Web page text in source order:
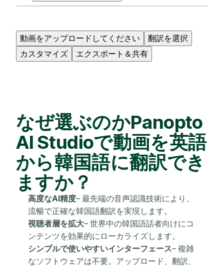
動画をアップロードしてください
翻訳を選択
カスタマイズ
エクスポート＆共有
なぜ選ぶのかPanopto
AI Studioで動画を英語
から韓国語に翻訳でき
ますか？
高度なAI精度– 最先端の音声認識技術により、
流暢で正確な韓国語翻訳を実現します。
視聴者層を拡大– 世界中の韓国語話者向けにコ
ンテンツを効果的にローカライズします。
シンプルで使いやすいインターフェース– 複雑
なソフトウェアは不要。アップロード、翻訳、